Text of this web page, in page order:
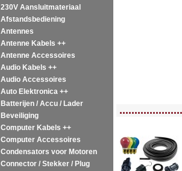
230V Aansluitmateriaal
Afstandsbediening
Antennes
Antenne Kabels ++
Antenne Accessoires
Audio Kabels ++
Audio Accessoires
Auto Elektronica ++
Batterijen / Accu / Lader
Beveiliging
Computer Kabels ++
Computer Accessoires
Condensators voor Motoren
Connector / Stekker / Plug